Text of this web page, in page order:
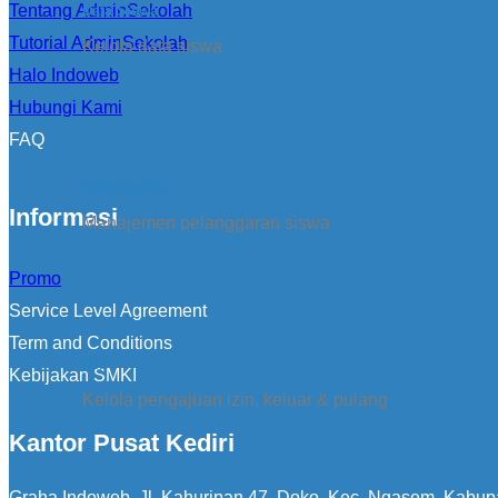
Data Siswa
Kelola data siswa
Manajemen pelanggaran siswa
Izin
Kelola pengajuan izin, keluar & pulang
Tentang AdminSekolah
Tutorial AdminSekolah
Halo Indoweb
Hubungi Kami
FAQ
Informasi
Promo
Service Level Agreement
Term and Conditions
Kebijakan SMKI
Kantor Pusat Kediri